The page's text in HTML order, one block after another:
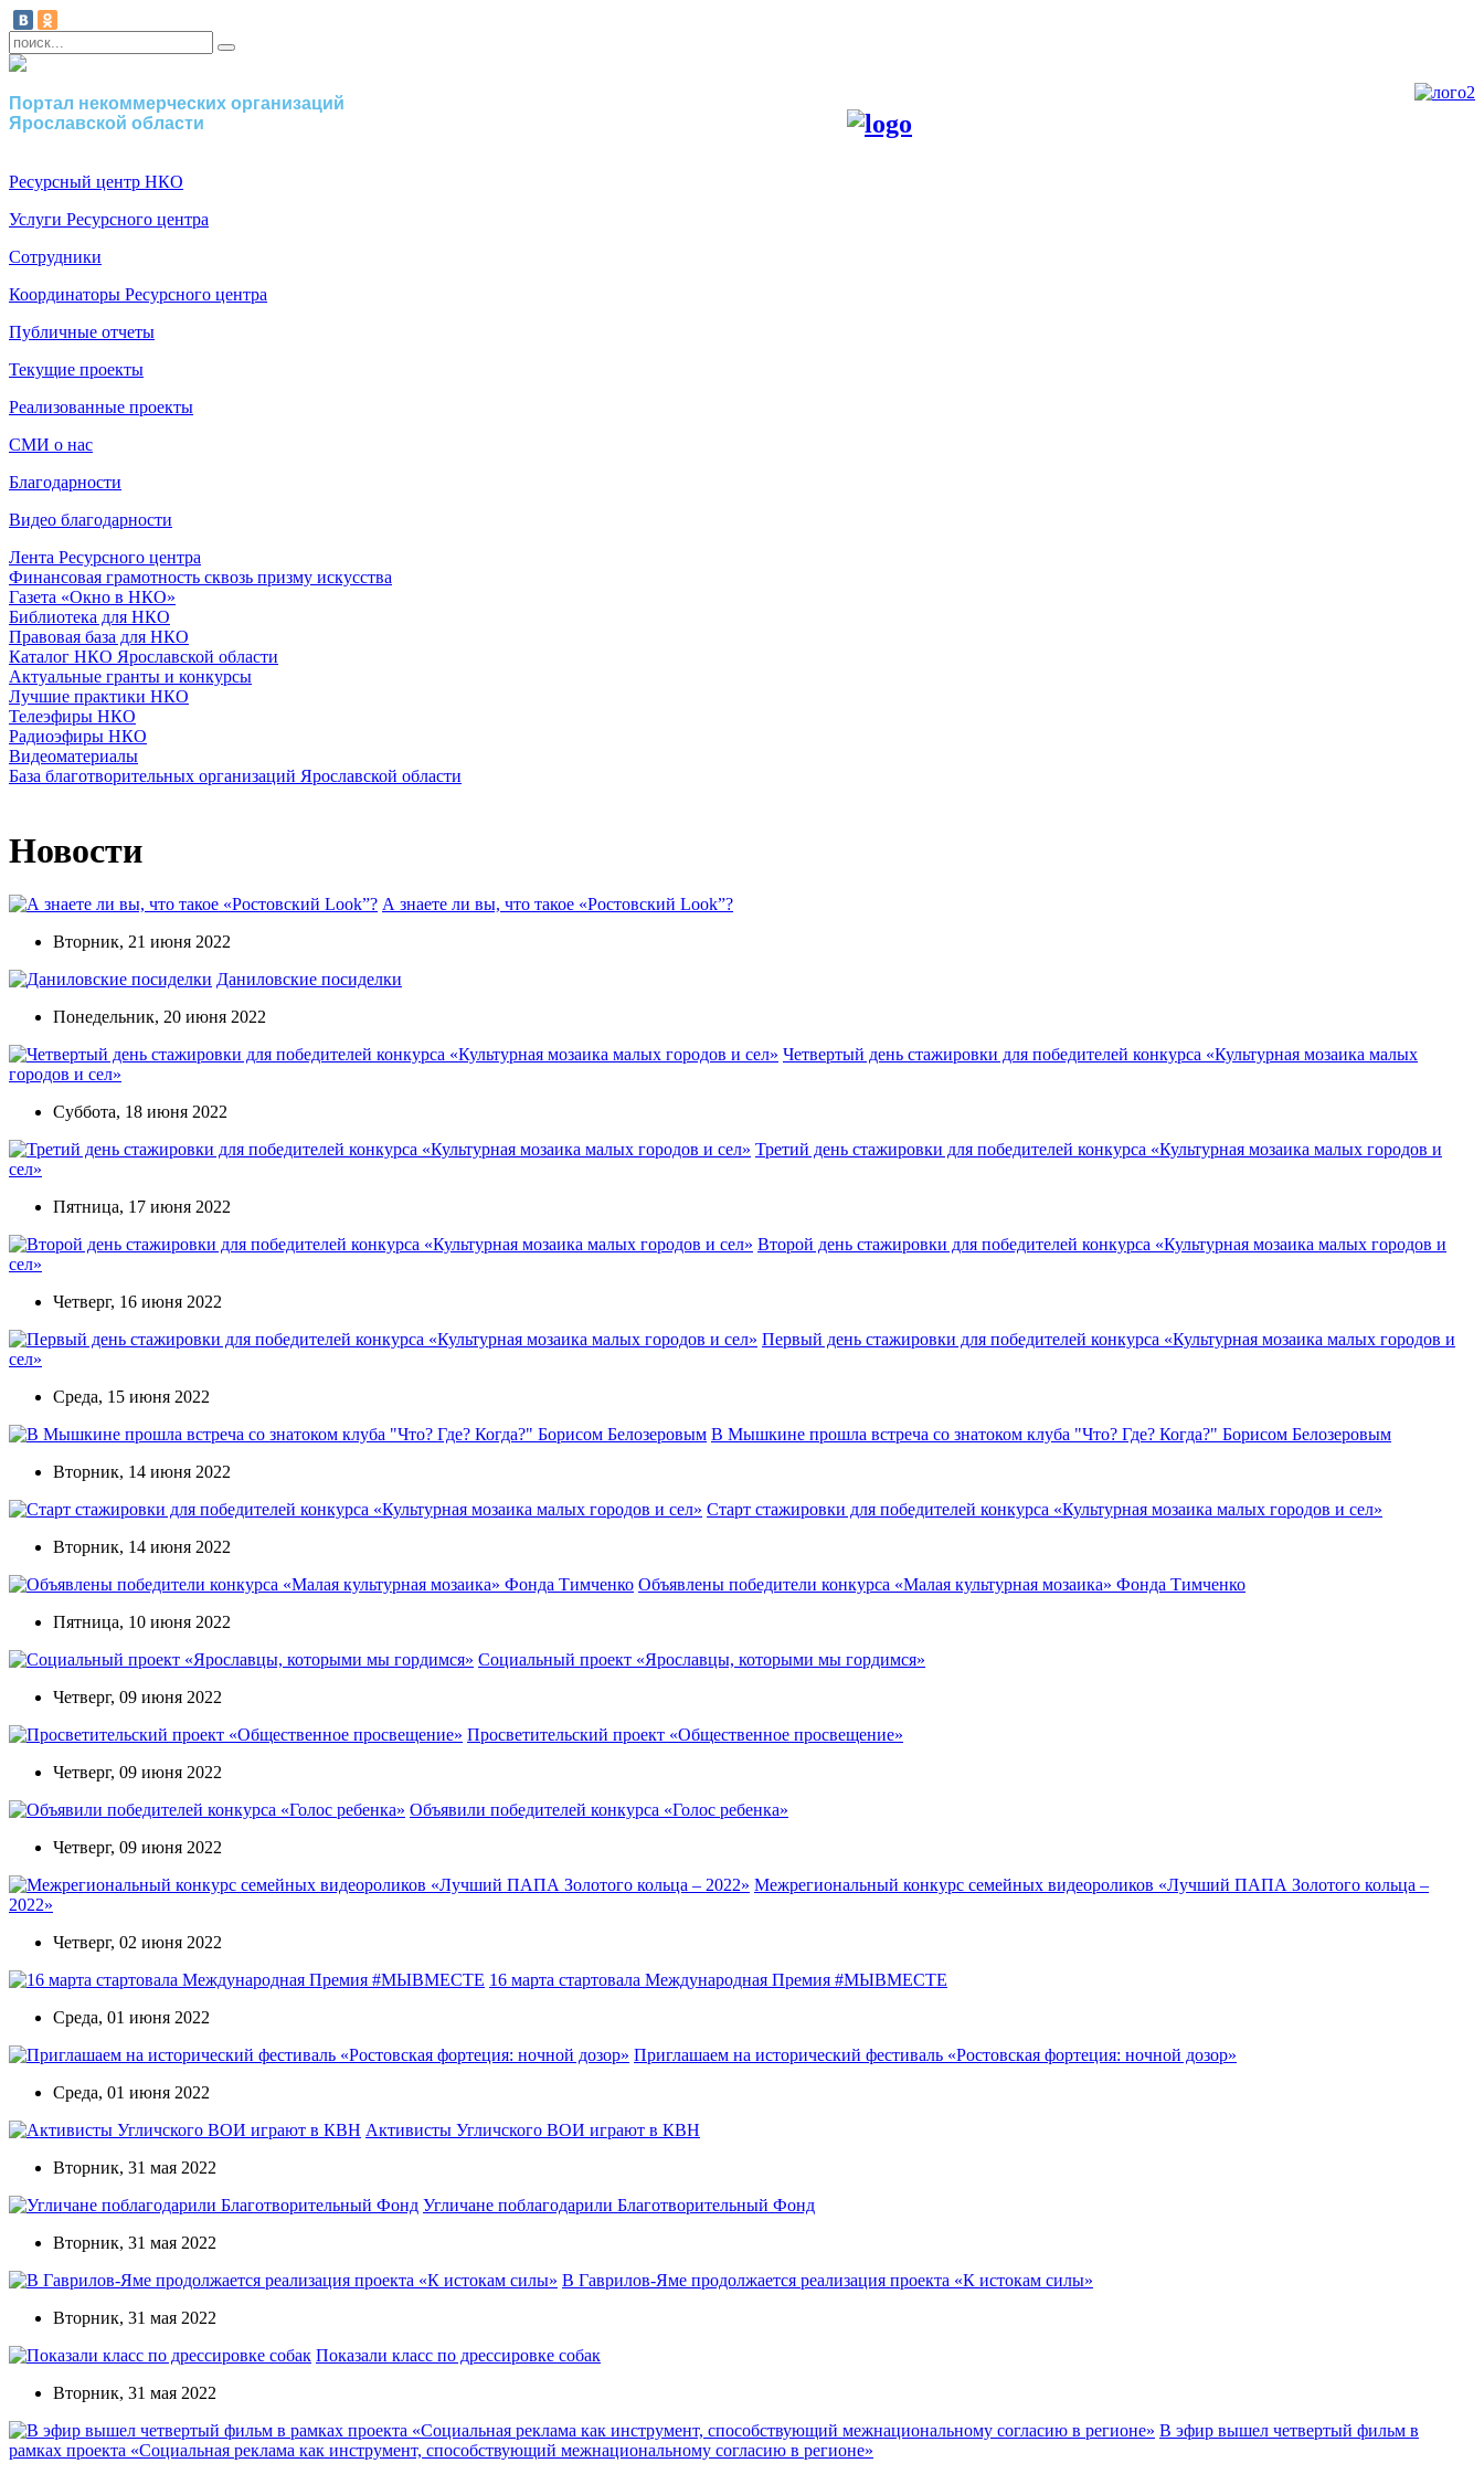
Портал некоммерческих организаций
Ярославской области
Ресурсный центр НКО
Услуги Ресурсного центра
Сотрудники
Координаторы Ресурсного центра
Публичные отчеты
Текущие проекты
Реализованные проекты
СМИ о нас
Благодарности
Видео благодарности
Лента Ресурсного центра
Финансовая грамотность сквозь призму искусства
Газета «Окно в НКО»
Библиотека для НКО
Правовая база для НКО
Каталог НКО Ярославской области
Актуальные гранты и конкурсы
Лучшие практики НКО
Телеэфиры НКО
Радиоэфиры НКО
Видеоматериалы
База благотворительных организаций Ярославской области
Новости
А знаете ли вы, что такое «Ростовский Look”?
Вторник, 21 июня 2022
Даниловские посиделки
Понедельник, 20 июня 2022
Четвертый день стажировки для победителей конкурса «Культурная мозаика малых
городов и сел»
Суббота, 18 июня 2022
Третий день стажировки для победителей конкурса «Культурная мозаика малых городов и
сел»
Пятница, 17 июня 2022
Второй день стажировки для победителей конкурса «Культурная мозаика малых городов и
сел»
Четверг, 16 июня 2022
Первый день стажировки для победителей конкурса «Культурная мозаика малых городов и
сел»
Среда, 15 июня 2022
В Мышкине прошла встреча со знатоком клуба "Что? Где? Когда?" Борисом Белозеровым
Вторник, 14 июня 2022
Старт стажировки для победителей конкурса «Культурная мозаика малых городов и сел»
Вторник, 14 июня 2022
Объявлены победители конкурса «Малая культурная мозаика» Фонда Тимченко
Пятница, 10 июня 2022
Социальный проект «Ярославцы, которыми мы гордимся»
Четверг, 09 июня 2022
Просветительский проект «Общественное просвещение»
Четверг, 09 июня 2022
Объявили победителей конкурса «Голос ребенка»
Четверг, 09 июня 2022
Межрегиональный конкурс семейных видеороликов «Лучший ПАПА Золотого кольца –
2022»
Четверг, 02 июня 2022
16 марта стартовала Международная Премия #МЫВМЕСТЕ
Среда, 01 июня 2022
Приглашаем на исторический фестиваль «Ростовская фортеция: ночной дозор»
Среда, 01 июня 2022
Активисты Угличского ВОИ играют в КВН
Вторник, 31 мая 2022
Угличане поблагодарили Благотворительный Фонд
Вторник, 31 мая 2022
В Гаврилов-Яме продолжается реализация проекта «К истокам силы»
Вторник, 31 мая 2022
Показали класс по дрессировке собак
Вторник, 31 мая 2022
В эфир вышел четвертый фильм в
рамках проекта «Социальная реклама как инструмент, способствующий межнациональному согласию в регионе»